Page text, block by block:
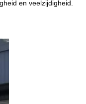
en veelzijdigheid.